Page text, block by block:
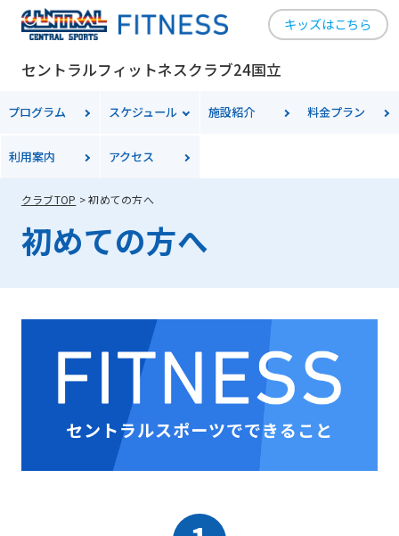
キッズはこちら
セントラルフィットネスクラブ24国立
プログラム スケジュール 施設紹介 料金プラン
利用案内 アクセス
クラブTOP 初めての方へ
初めての方へ
セントラルスポーツでできること